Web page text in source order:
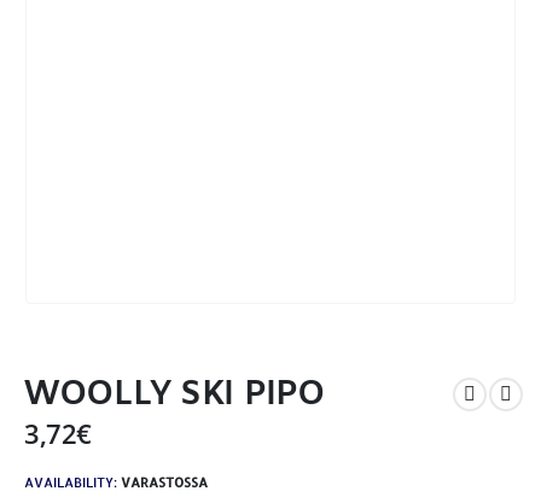
WOOLLY SKI PIPO
3,72€
AVAILABILITY: VARASTOSSA